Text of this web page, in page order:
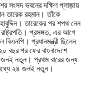
সংসদ ভবনের দক্ষিণ প্লাজ়ায়
তারেক রহমান। তাঁকে
তারেকের পর শপথ নেন
প্রসঙ্গত, এর আগে
প্রধানমন্ত্রী ছিলেন
বছর পর ফের বাংলাদেশে
জনই নতুন। প্রথম বারের জন্য
মধ্যে ২৪ জনই নতুন।